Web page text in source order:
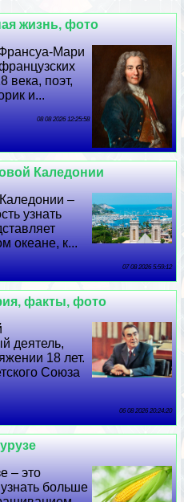
жизнь, фото
Мари
века, поэт,
и...
08 08 2026 12:25:58
Каледонии
–
узнать
океане, к...
07 08 2026 5:59:12
факты, фото
деятель,
18 лет.
Союза
06 08 2026 20:24:20
– это
больше